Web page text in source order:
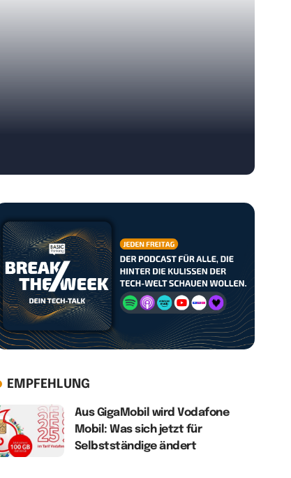
EMPFEHLUNG
Aus GigaMobil wird Vodafone
Mobil: Was sich jetzt für
Selbstständige ändert